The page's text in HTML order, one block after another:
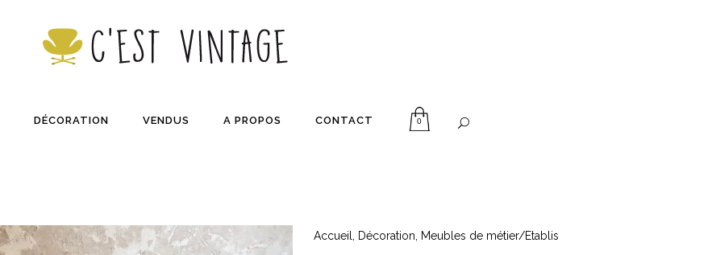
DÉCORATION VENDUS A PROPOS CONTACT 0
Accueil Décoration Meubles de métier/Etablis